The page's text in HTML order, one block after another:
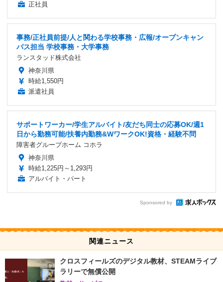
正社員
事務/正社員前提/人と関わる学校事務・広報/オープンキャン
パス担当 学校事務・大学事務
ランスタッド株式会社
神奈川県
時給1,550円
派遣社員
サポートワーカー/学生アルバイト/友だち同士の応募OK/週1
日から勤務可能/扶養内勤務&WワークOK!資格・経験不問
障害者グループホーム コホラ
神奈川県
時給1,225円～1,293円
アルバイト・パート
Sponsored by
関連ニュース
クロスフィールズのデジタル教材、STEAMライブ
ラリーで無償公開